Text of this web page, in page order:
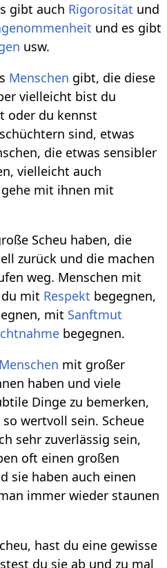
gibt auch Rigorosität und
und es gibt
usw.
Menschen gibt, die diese
vielleicht bist du
oder du kennst
sind, etwas
die etwas sensibler
vielleicht auch
mit ihnen mit
Scheu haben, die
zurück und die machen
weg. Menschen mit
mit Respekt begegnen,
mit Sanftmut
begegnen.
Menschen mit großer
haben und viele
Dinge zu bemerken,
wertvoll sein. Scheue
sehr zuverlässig sein,
oft einen großen
sie haben auch einen
immer wieder staunen
hast du eine gewisse
du sie ab und zu mal